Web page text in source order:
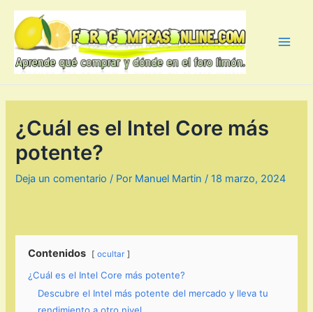
contenido
¿Cuál es el Intel Core más
potente?
Deja un comentario / Por Manuel Martin /18 marzo, 2024
Contenidos ocultar
¿Cuál es el Intel Core más potente?
Descubre el Intel más potente del mercado y lleva tu